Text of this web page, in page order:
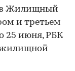
в Жилищный
и третьем
25 июня, РБК
жилищной